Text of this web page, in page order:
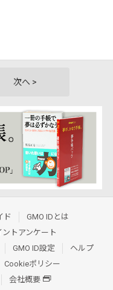
次へ >
ド
GMO IDとは
ントアンケート
GMO ID設定
ヘルプ
Cookieポリシー
会社概要